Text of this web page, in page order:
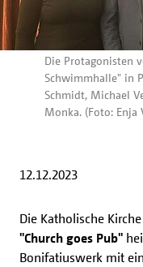
Die Protagonisten
Schwimmhalle" in
Schmidt, Michael
Monka. (Foto: Enja
12.12.2023
Die Katholische
"Church goes Pub"
Bonifatiuswerk mit